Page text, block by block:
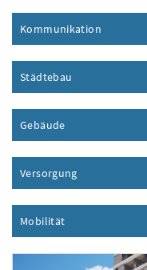
Kommunikation
Städtebau
Gebäude
Versorgung
Mobilität